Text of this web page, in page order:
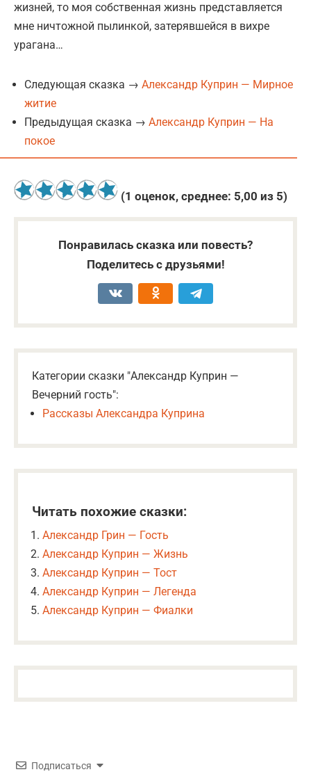
жизней, то моя собственная жизнь представляется
мне ничтожной пылинкой, затерявшейся в вихре
урагана…
Следующая сказка → Александр Куприн — Мирное
житие
Предыдущая сказка → Александр Куприн — На
покое
(1 оценок, среднее: 5,00 из 5)
Понравилась сказка или повесть?
Поделитесь с друзьями!
Категории сказки "Александр Куприн —
Вечерний гость":
Рассказы Александра Куприна
Читать похожие сказки:
Александр Грин — Гость
Александр Куприн — Жизнь
Александр Куприн — Тост
Александр Куприн — Легенда
Александр Куприн — Фиалки
Подписаться